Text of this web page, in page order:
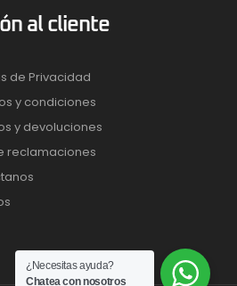
al cliente
de Privacidad
y condiciones
y devoluciones
reclamaciones
¿Necesitas ayuda?
Chatea con nosotros